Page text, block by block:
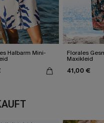
Halbarm Mini- Florales
Maxikleid
41,00 €